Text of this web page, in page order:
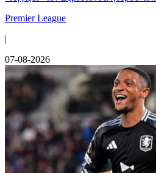
Premier League
|
07-08-2026